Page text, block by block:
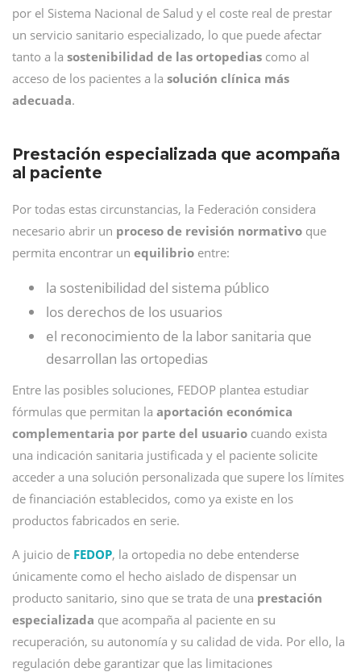
por el Sistema Nacional de Salud y el coste real de prestar
un servicio sanitario especializado, lo que puede afectar
tanto a la sostenibilidad de las ortopedias como al
acceso de los pacientes a la solución clínica más
adecuada.
Prestación especializada que acompaña
al paciente
Por todas estas circunstancias, la Federación considera
necesario abrir un proceso de revisión normativo que
permita encontrar un equilibrio entre:
la sostenibilidad del sistema público
los derechos de los usuarios
el reconocimiento de la labor sanitaria que
desarrollan las ortopedias
Entre las posibles soluciones, FEDOP plantea estudiar
fórmulas que permitan la aportación económica
complementaria por parte del usuario cuando exista
una indicación sanitaria justificada y el paciente solicite
acceder a una solución personalizada que supere los límites
de financiación establecidos, como ya existe en los
productos fabricados en serie.
A juicio de FEDOP, la ortopedia no debe entenderse
únicamente como el hecho aislado de dispensar un
producto sanitario, sino que se trata de una prestación
especializada que acompaña al paciente en su
recuperación, su autonomía y su calidad de vida. Por ello, la
regulación debe garantizar que las limitaciones